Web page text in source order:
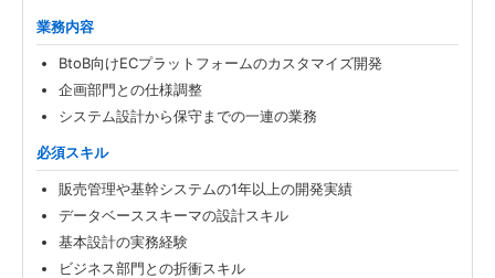
業務内容
BtoB向けECプラットフォームのカスタマイズ開発
企画部門との仕様調整
システム設計から保守までの一連の業務
必須スキル
販売管理や基幹システムの1年以上の開発実績
データベーススキーマの設計スキル
基本設計の実務経験
ビジネス部門との折衝スキル